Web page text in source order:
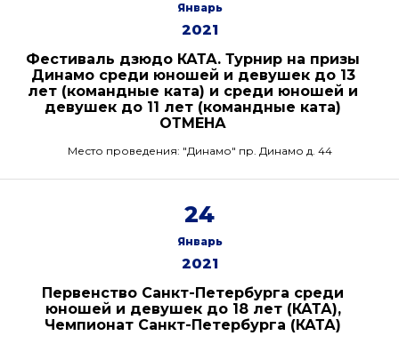
Январь
2021
Фестиваль дзюдо КАТА. Турнир на призы
Динамо среди юношей и девушек до 13
лет (командные ката) и среди юношей и
девушек до 11 лет (командные ката)
ОТМЕНА
Место проведения: "Динамо" пр. Динамо д. 44
24
Январь
2021
Первенство Санкт-Петербурга среди
юношей и девушек до 18 лет (КАТА),
Чемпионат Санкт-Петербурга (КАТА)